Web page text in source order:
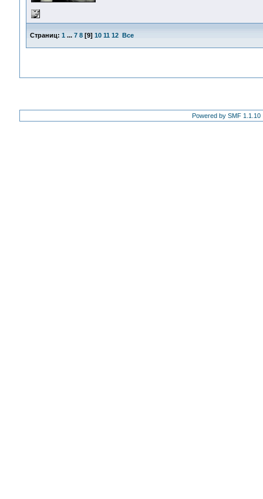
Страниц: 1 ... 7 8[9] 10 11 12 Все
Powered by SMF 1.1.10